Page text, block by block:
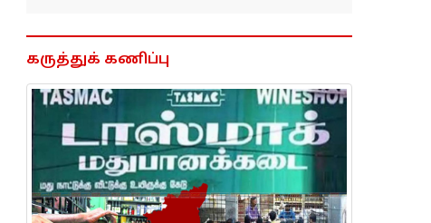
கருத்துக் கணிப்பு